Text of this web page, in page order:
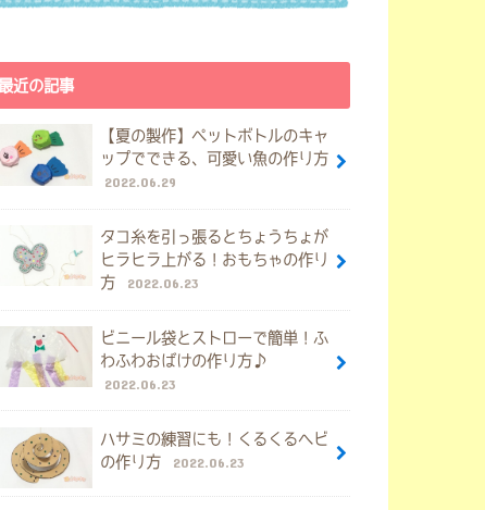
近の記事
【夏の製作】ペットボトルのキャ
ップでできる、可愛い魚の作り方
2022.06.29
タコ糸を引っ張るとちょうちょが
ヒラヒラ上がる！おもちゃの作り
方
2022.06.23
ビニール袋とストローで簡単！ふ
わふわおばけの作り方♪
2022.06.23
ハサミの練習にも！くるくるヘビ
の作り方
2022.06.23